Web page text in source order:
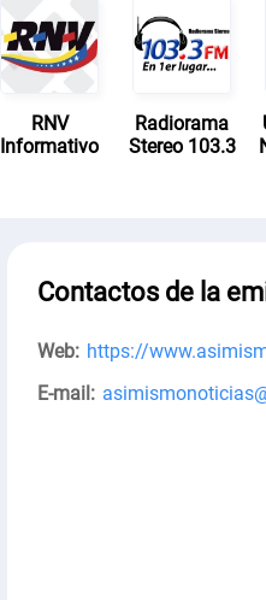
RNV
Informativo
Radiorama
Stereo 103.3
Contactos de la
Web: https://
E-mail: